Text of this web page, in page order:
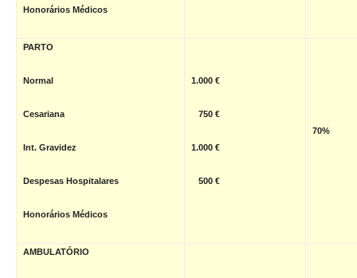
Honorários Médicos
PARTO
Normal
Cesariana
Int. Gravidez
Despesas Hospitalares
Honorários Médicos
1.000 €
750 €
1.000 €
500 €
70%
AMBULATÓRIO